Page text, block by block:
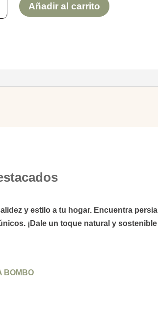
Añadir al carrito
y estilo a tu hogar. Encuentra
¡Dale un toque natural y
BOMBO